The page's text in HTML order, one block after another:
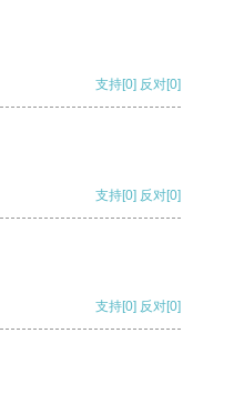
支持[0] 反对[0]
支持[0] 反对[0]
支持[0] 反对[0]